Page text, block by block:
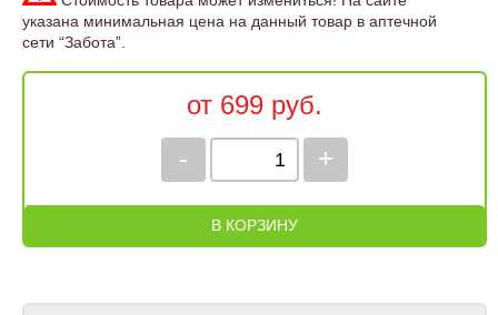
указана минимальная цена на данный товар в аптечной
сети “Забота”.
от 699 руб.
+
-
В КОРЗИНУ